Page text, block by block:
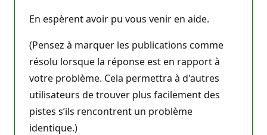
En espèrent avoir pu vous venir en aide.
(Pensez à marquer les publications comme
résolu lorsque la réponse est en rapport à
votre problème. Cela permettra à d'autres
utilisateurs de trouver plus facilement des
pistes s’ils rencontrent un problème
identique.)